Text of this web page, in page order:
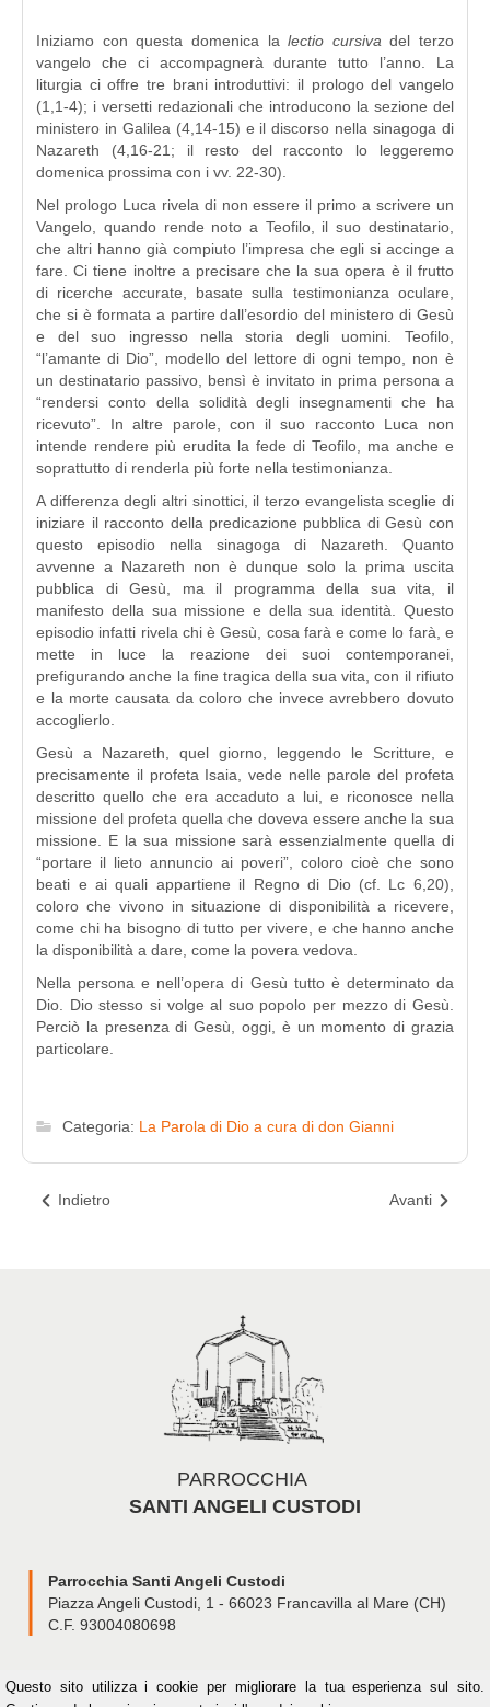
Iniziamo con questa domenica lalectio cursivadel terzo
vangelo che ci accompagnerà durante tutto l’anno. La
liturgia ci offre tre brani introduttivi: il prologo del vangelo
(1,1-4); i versetti redazionali che introducono la sezione del
ministero in Galilea (4,14-15) e il discorso nella sinagoga di
Nazareth (4,16-21; il resto del racconto lo leggeremo
domenica prossima con i vv. 22-30).
Nel prologo Luca rivela di non essere il primo a scrivere un
Vangelo, quando rende noto a Teofilo, il suo destinatario,
che altri hanno già compiuto l’impresa che egli si accinge a
fare. Ci tiene inoltre a precisare che la sua opera è il frutto
di ricerche accurate, basate sulla testimonianza oculare,
che si è formata a partire dall’esordio del ministero di Gesù
e del suo ingresso nella storia degli uomini. Teofilo,
“l’amante di Dio”, modello del lettore di ogni tempo, non è
un destinatario passivo, bensì è invitato in prima persona a
“rendersi conto della solidità degli insegnamenti che ha
ricevuto”. In altre parole, con il suo racconto Luca non
intende rendere più erudita la fede di Teofilo, ma anche e
soprattutto di renderla più forte nella testimonianza.
A differenza degli altri sinottici, il terzo evangelista sceglie di
iniziare il racconto della predicazione pubblica di Gesù con
questo episodio nella sinagoga di Nazareth. Quanto
avvenne a Nazareth non è dunque solo la prima uscita
pubblica di Gesù, ma il programma della sua vita, il
manifesto della sua missione e della sua identità. Questo
episodio infatti rivela chi è Gesù, cosa farà e come lo farà, e
mette in luce la reazione dei suoi contemporanei,
prefigurando anche la fine tragica della sua vita, con il rifiuto
e la morte causata da coloro che invece avrebbero dovuto
accoglierlo.
Gesù a Nazareth, quel giorno, leggendo le Scritture, e
precisamente il profeta Isaia, vede nelle parole del profeta
descritto quello che era accaduto a lui, e riconosce nella
missione del profeta quella che doveva essere anche la sua
missione. E la sua missione sarà essenzialmente quella di
“portare il lieto annuncio ai poveri”, coloro cioè che sono
beati e ai quali appartiene il Regno di Dio (cf. Lc 6,20),
coloro che vivono in situazione di disponibilità a ricevere,
come chi ha bisogno di tutto per vivere, e che hanno anche
la disponibilità a dare, come la povera vedova.
Nella persona e nell’opera di Gesù tutto è determinato da
Dio. Dio stesso si volge al suo popolo per mezzo di Gesù.
Perciò la presenza di Gesù, oggi, è un momento di grazia
particolare.
Categoria: La Parola di Dio a cura di don Gianni
Indietro Avanti
PARROCCHIA
SANTI ANGELI CUSTODI
Parrocchia Santi Angeli Custodi
Piazza Angeli Custodi, 1 - 66023 Francavilla al Mare (CH)
C.F. 93004080698
Questo sitoutilizza i cookie per migliorare la tua esperienza sul sito.